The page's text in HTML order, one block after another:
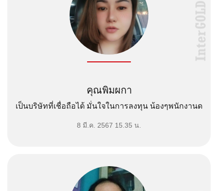
คุณพิมผกา
เป็นบริษัทที่เชื่อถือได้ มั่นใจในการลงทุน น้องๆพนักงานด
8 มี.ค. 2567 15.35 น.